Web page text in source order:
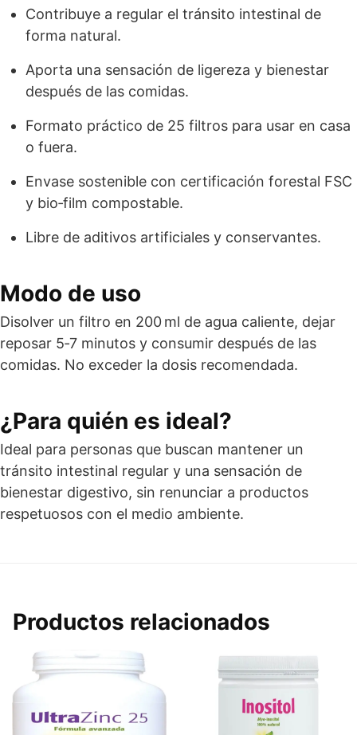
Contribuye a regular el tránsito intestinal de
forma natural.
Aporta una sensación de ligereza y bienestar
después de las comidas.
Formato práctico de 25 filtros para usar en casa
o fuera.
Envase sostenible con certificación forestal FSC
y bio‑film compostable.
Libre de aditivos artificiales y conservantes.
Modo de uso
Disolver un filtro en 200 ml de agua caliente, dejar
reposar 5‑7 minutos y consumir después de las
comidas. No exceder la dosis recomendada.
¿Para quién es ideal?
Ideal para personas que buscan mantener un
tránsito intestinal regular y una sensación de
bienestar digestivo, sin renunciar a productos
respetuosos con el medio ambiente.
Productos relacionados